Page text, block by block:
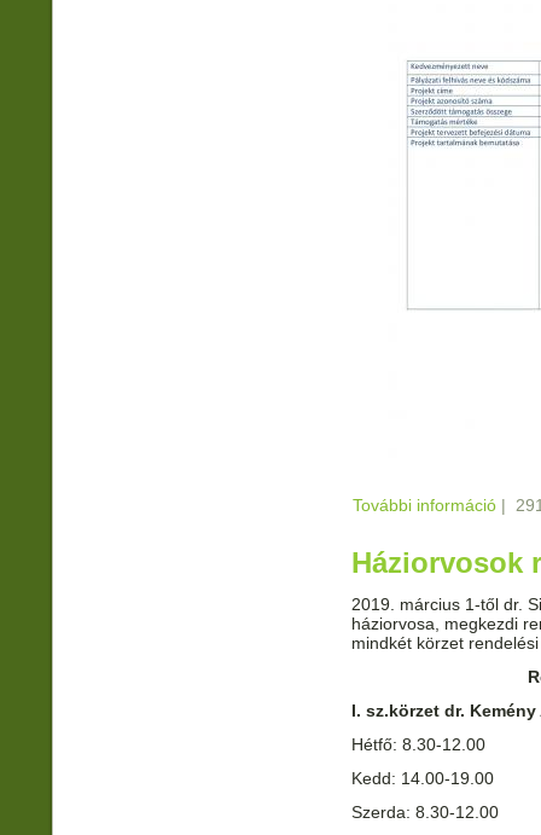
További információ |
Háziorvosok
2019. március 1-től dr.
háziorvosa, megkezdi
mindkét körzet
I. sz.körzet dr.
Hétfő: 8.30-12.00
Kedd: 14.00-19.00
Szerda: 8.30-12.00